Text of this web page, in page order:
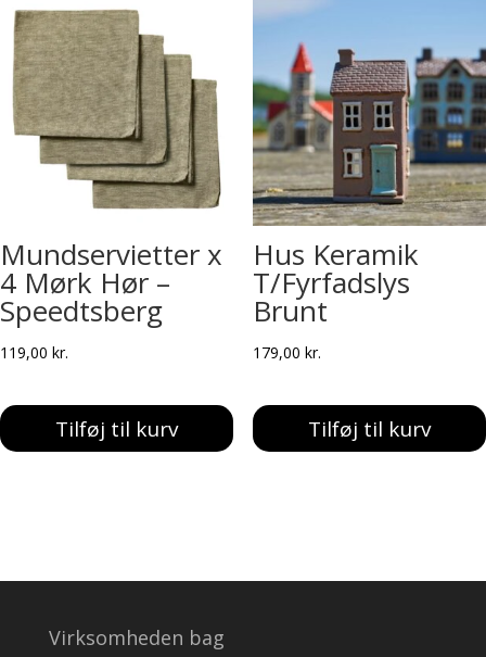
Mundservietter x
4 Mørk Hør –
Speedtsberg
119,00 kr.
Tilføj til kurv
Hus Keramik
T/Fyrfadslys
Brunt
179,00 kr.
Tilføj til kurv
Virksomheden bag